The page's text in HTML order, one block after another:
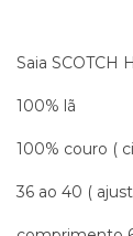
Saia SCOTCH
100% lã
100% couro (
36 ao 40 (